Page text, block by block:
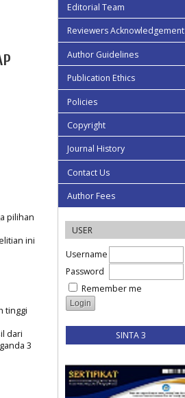
Editorial Team
Reviewers Acknowledgement
Author Guidelines
Publication Ethics
Policies
Copyright
Journal History
Contact Us
Author Fees
USER
Username
Password
Remember me
SINTA 3
pilihan
ini
tinggi
dari
3